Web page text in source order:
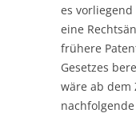
es
eine
frühere
Gesetzes
wäre ab dem